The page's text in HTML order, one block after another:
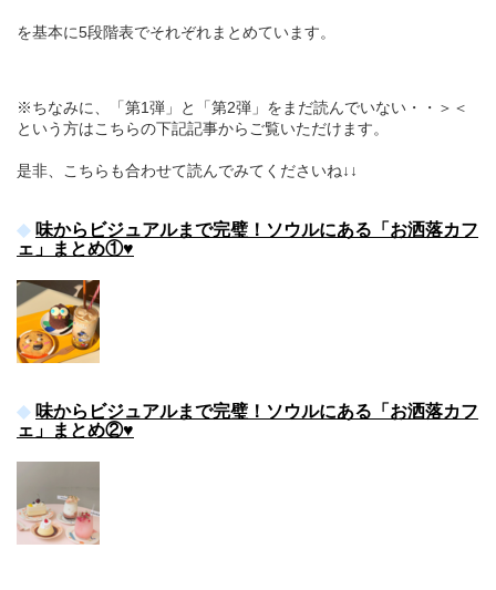
を基本に5段階表でそれぞれまとめています。
※ちなみに、「第1弾」と「第2弾」をまだ読んでいない・・＞＜
という方はこちらの下記記事からご覧いただけます。
是非、こちらも合わせて読んでみてくださいね↓↓
味からビジュアルまで完璧！ソウルにある「お洒落カフ
ェ」まとめ①♥
味からビジュアルまで完璧！ソウルにある「お洒落カフ
ェ」まとめ②♥